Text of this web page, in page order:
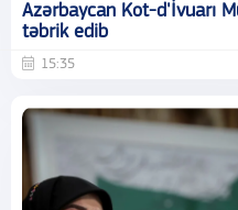
Azərbaycan Kot-d'İvuarı
təbrik edib
15:35